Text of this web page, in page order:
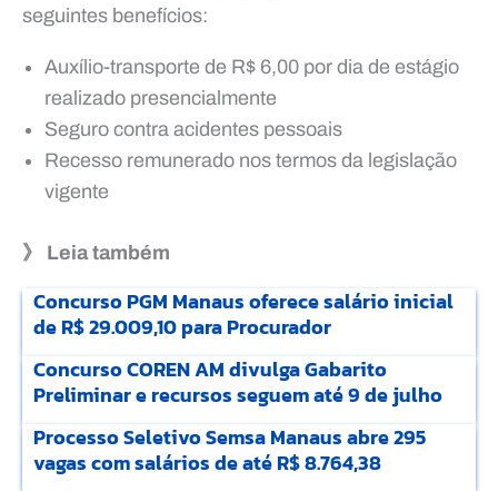
seguintes benefícios:
Auxílio-transporte de R$ 6,00 por dia de estágio
realizado presencialmente
Seguro contra acidentes pessoais
Recesso remunerado nos termos da legislação
vigente
》 Leia também
Concurso PGM Manaus oferece salário inicial
de R$ 29.009,10 para Procurador
Concurso COREN AM divulga Gabarito
Preliminar e recursos seguem até 9 de julho
Processo Seletivo Semsa Manaus abre 295
vagas com salários de até R$ 8.764,38